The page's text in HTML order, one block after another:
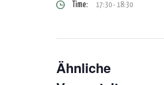
Time: 17:30 - 18:30
Ähnliche